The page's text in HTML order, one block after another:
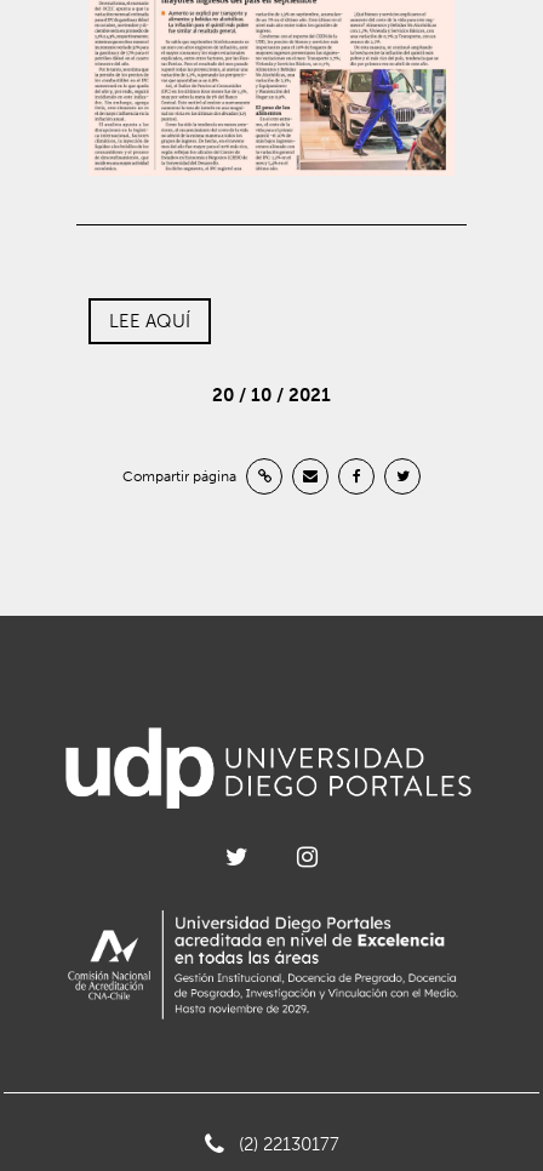
LEE AQUÍ
20 / 10 / 2021
Compartir página
(2) 22130177